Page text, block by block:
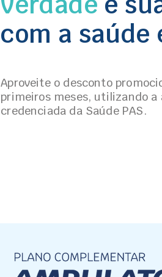
com a saúde
Aproveite o desconto
primeiros meses, utilizando a
credenciada da Saúde PAS.